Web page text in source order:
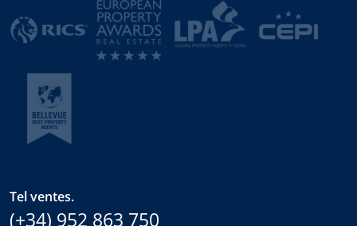
Tel ventes.
(+34) 952 863 750